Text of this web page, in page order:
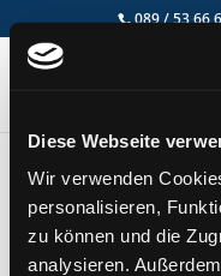
Diese Webseite
Wir verwenden
personalisieren,
zu können und die
analysieren.
089 / 53 66
von|Dez. 18, 2024